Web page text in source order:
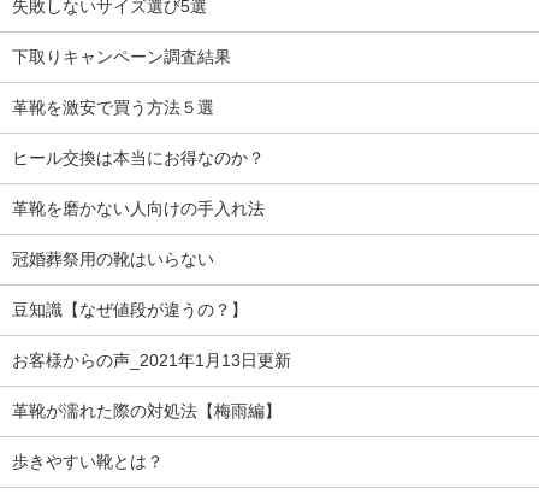
失敗しないサイズ選び5選
下取りキャンペーン調査結果
革靴を激安で買う方法５選
ヒール交換は本当にお得なのか？
革靴を磨かない人向けの手入れ法
冠婚葬祭用の靴はいらない
豆知識【なぜ値段が違うの？】
お客様からの声_2021年1月13日更新
革靴が濡れた際の対処法【梅雨編】
歩きやすい靴とは？